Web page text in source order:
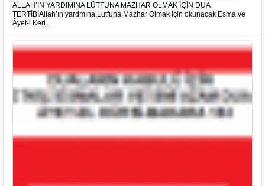
ALLAH’IN YARDIMINA LÜTFUNA MAZHAR OLMAK İÇİN DUA
TERTİBİAllah’ın yardmına,Lutfuna Mazhar Olmak için okunacak Esma ve
Âyet-i Keri...